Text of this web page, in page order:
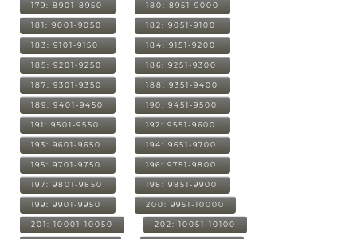
179: 8901-8950 180: 8951-9000
181: 9001-9050 182: 9051-9100
183: 9101-9150 184: 9151-9200
185: 9201-9250 186: 9251-9300
187: 9301-9350 188: 9351-9400
189: 9401-9450 190: 9451-9500
191: 9501-9550 192: 9551-9600
193: 9601-9650 194: 9651-9700
195: 9701-9750 196: 9751-9800
197: 9801-9850 198: 9851-9900
199: 9901-9950 200: 9951-10000
201: 10001-10050 202: 10051-10100